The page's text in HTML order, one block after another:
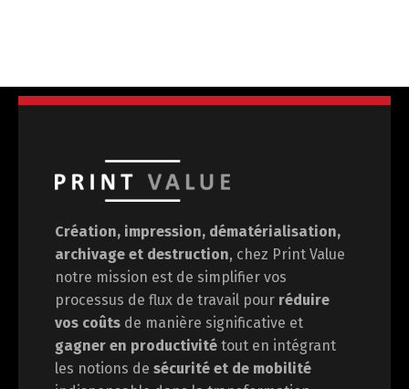
Création, impression, dématérialisation,
archivage et destruction, chez Print Value
notre mission est de simplifier vos
processus de flux de travail pour réduire
vos coûts de manière significative et
gagner en productivité tout en intégrant
les notions de sécurité et de mobilité